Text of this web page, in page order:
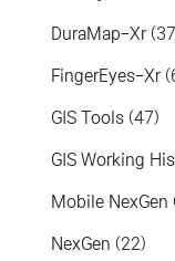
DuraMap-Xr
FingerEyes-Xr
GIS Tools (47)
GIS Working
Mobile NexGen
NexGen (22)